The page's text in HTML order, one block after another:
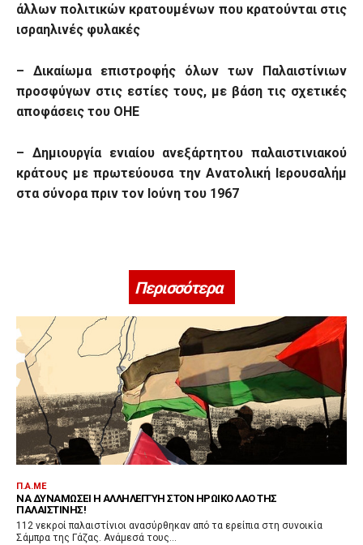
άλλων πολιτικών κρατουμένων που κρατούνται στις
ισραηλινές φυλακές
– Δικαίωμα επιστροφής όλων των Παλαιστίνιων
προσφύγων στις εστίες τους, με βάση τις σχετικές
αποφάσεις του ΟΗΕ
– Δημιουργία ενιαίου ανεξάρτητου παλαιστινιακού
κράτους με πρωτεύουσα την Ανατολική Ιερουσαλήμ
στα σύνορα πριν τον Ιούνη του 1967
Περισσότερα
Π.Α.ΜΕ
ΝΑ ΔΥΝΑΜΏΣΕΙ Η ΑΛΛΗΛΕΓΓΎΗ ΣΤΟΝ ΗΡΩΙΚΌ ΛΑΌ ΤΗΣ
ΠΑΛΑΙΣΤΊΝΗΣ!
112 νεκροί παλαιστίνιοι ανασύρθηκαν από τα ερείπια στη συνοικία
Σάμπρα της Γάζας. Ανάμεσά τους...